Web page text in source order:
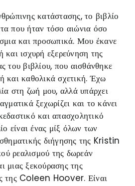
κατάστασης, το βιβλίο
που ήταν τόσο αιώνια όσο
και προσωπικά. Μου έκανε
και ισχυρή εξερεύνηση της
του βιβλίου, που αισθάνθηκε
και καθολικά σχετική. Έχω
στη ζωή μου, αλλά υπάρχει
ξεχωρίζει και το κάνει
και απασχολητικό
είναι ένας μίξ όλων των
διήγησης της Kristin
ρεαλισμού της δωρεάν
ξεκούρασης της
της Coleen Hoover. Είναι